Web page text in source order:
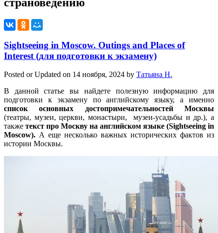
Sightseeing in Moscow. Outings and Places of
Interest (для подготовки к экзамену)
Posted or Updated on 14 ноября, 2024 by Татьяна Н.
В данной статье вы найдете полезную информацию для
подготовки к экзамену по английскому языку, а именно
список основных достопримечательностей Москвы
(театры, музеи, церкви, монастыри, музеи-усадьбы и др.), а
также текст про Москву на английском языке (Sightseeing in
Moscow). А еще несколько важных исторических фактов из
истории Москвы.